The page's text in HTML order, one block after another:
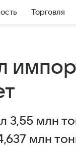
Торговля
3,55 млн
млн